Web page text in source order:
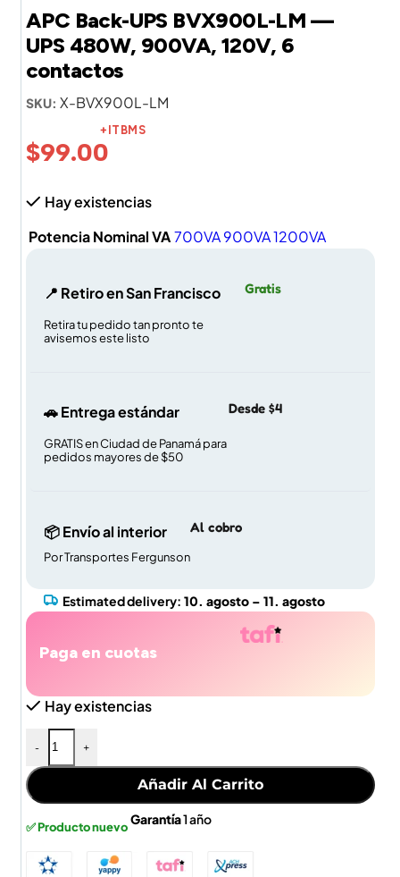
APC Back-UPS BVX900L-LM —
UPS 480W, 900VA, 120V, 6
contactos
SKU: X-BVX900L-LM
$99.00
+ITBMS
Hay existencias
Potencia Nominal VA700VA900VA1200VA
📍 Retiro en San Francisco
Retira tu pedido tan pronto te
avisemos este listo
Gratis
🚗 Entrega estándar
GRATIS en Ciudad de Panamá para
pedidos mayores de $50
Desde $4
📦 Envío al interior
Por Transportes Fergunson
Al cobro
Estimated delivery: 10. agosto – 11. agosto
Paga en cuotas
Hay existencias
- +
Añadir Al Carrito
✅ Producto nuevoGarantía1 año